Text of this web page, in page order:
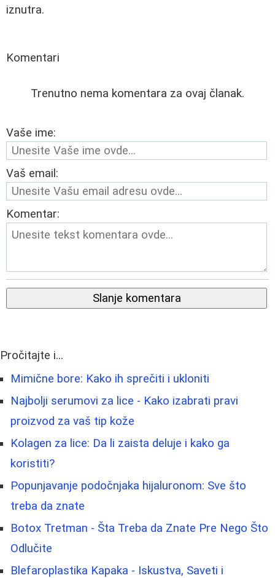
iznutra.
Komentari
Trenutno nema komentara za ovaj članak.
Vaše ime:
Vaš email:
Komentar:
Slanje komentara
Pročitajte i...
Mimične bore: Kako ih sprečiti i ukloniti
Najbolji serumovi za lice - Kako izabrati pravi
proizvod za vaš tip kože
Kolagen za lice: Da li zaista deluje i kako ga
koristiti?
Popunjavanje podočnjaka hijaluronom: Sve što
treba da znate
Botox Tretman - Šta Treba da Znate Pre Nego Što
Odlučite
Blefaroplastika Kapaka - Iskustva, Saveti i